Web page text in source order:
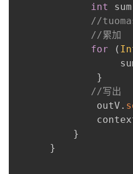
int
sum
//
//累加
for
(
}
//写出
              outV
.
}
}